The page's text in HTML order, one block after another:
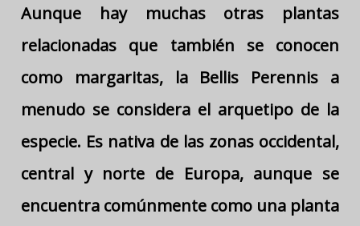
Aunque hay muchas otras plantas
relacionadas que también se conocen
como margaritas, la Bellis Perennis a
menudo se considera el arquetipo de la
especie. Es nativa de las zonas occidental,
central y norte de Europa, aunque se
encuentra comúnmente como una planta